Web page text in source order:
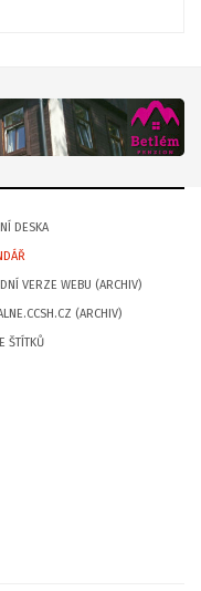
DESKA
VERZE WEBU (ARCHIV)
(ARCHIV)
ŠTÍTKŮ